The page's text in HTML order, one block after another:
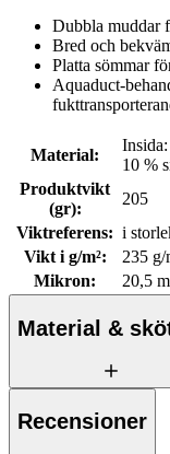
Dubbla muddar
Bred och
Platta sömmar
Aquaduct-
Material:
10 %
Produktvikt
(gr):
205
Viktreferens: i
Vikt i g/m²:
235 g/
Mikron: 20,5
Material &
Recensioner